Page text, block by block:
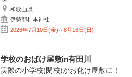
和歌山県
伊勢部柿本神社
2026年7月10日(金)～8月16日(日)
学校のおばけ屋敷in有田川
実際の小学校(閉校)がお化け屋敷に！